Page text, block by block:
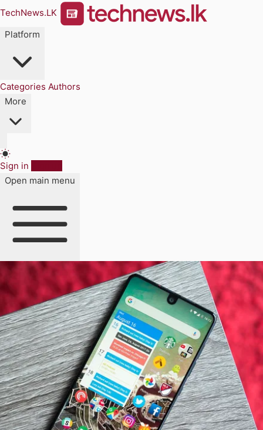
TechNews.LK
Platform
Categories Authors
More
Sign in
Open main menu